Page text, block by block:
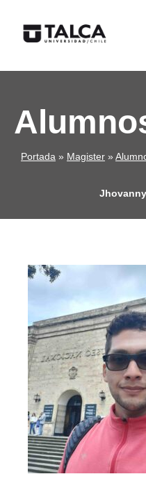
Portada » Magister »